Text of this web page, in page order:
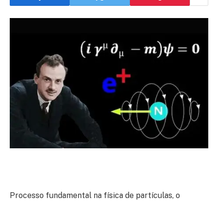
Processo fundamental na física de partículas, o